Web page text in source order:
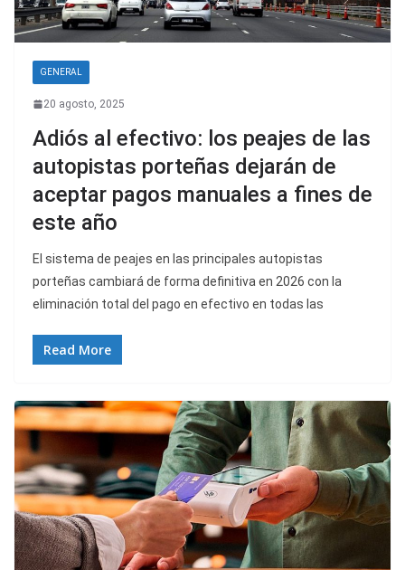
GENERAL
20 agosto, 2025
Adiós al efectivo: los peajes de las
autopistas porteñas dejarán de
aceptar pagos manuales a fines de
este año
El sistema de peajes en las principales autopistas
porteñas cambiará de forma definitiva en 2026 con la
eliminación total del pago en efectivo en todas las
Read More